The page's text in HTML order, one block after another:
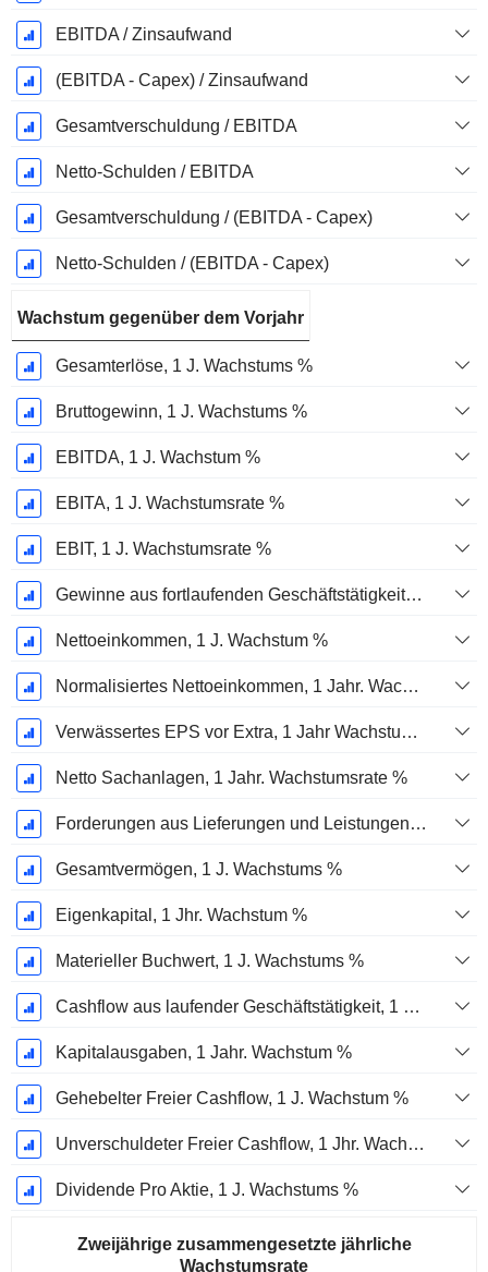
EBITDA / Zinsaufwand
(EBITDA - Capex) / Zinsaufwand
Gesamtverschuldung / EBITDA
Netto-Schulden / EBITDA
Gesamtverschuldung / (EBITDA - Capex)
Netto-Schulden / (EBITDA - Capex)
Wachstum gegenüber dem Vorjahr
Gesamterlöse, 1 J. Wachstums %
Bruttogewinn, 1 J. Wachstums %
EBITDA, 1 J. Wachstum %
EBITA, 1 J. Wachstumsrate %
EBIT, 1 J. Wachstumsrate %
Gewinne aus fortlaufenden Geschäftstätigkeiten, 1 Jahr Wachstumsrate %
Nettoeinkommen, 1 J. Wachstum %
Normalisiertes Nettoeinkommen, 1 Jahr. Wachstums %
Verwässertes EPS vor Extra, 1 Jahr Wachstumsrate %
Netto Sachanlagen, 1 Jahr. Wachstumsrate %
Forderungen aus Lieferungen und Leistungen, 1 Jahr Wachstum %
Gesamtvermögen, 1 J. Wachstums %
Eigenkapital, 1 Jhr. Wachstum %
Materieller Buchwert, 1 J. Wachstums %
Cashflow aus laufender Geschäftstätigkeit, 1 Jähriges Wachstum in %
Kapitalausgaben, 1 Jahr. Wachstum %
Gehebelter Freier Cashflow, 1 J. Wachstum %
Unverschuldeter Freier Cashflow, 1 Jhr. Wachstum %
Dividende Pro Aktie, 1 J. Wachstums %
Zweijährige zusammengesetzte jährliche
Wachstumsrate